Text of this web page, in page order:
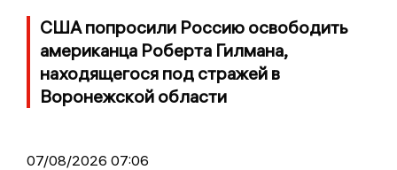
США попросили Россию освободить
американца Роберта Гилмана,
находящегося под стражей в
Воронежской области
07/08/2026 07:06